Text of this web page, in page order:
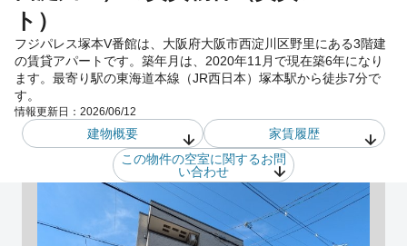
ト）
フジパレス塚本V番館は、大阪府大阪市西淀川区野里にある3階建
の賃貸アパートです。築年月は、2020年11月で現在築6年になり
ます。最寄り駅の東海道本線（JR西日本）塚本駅から徒歩7分で
す。
情報更新日： 2026/06/12
建物概要
家賃履歴
この物件の空室に関するお問
い合わせ